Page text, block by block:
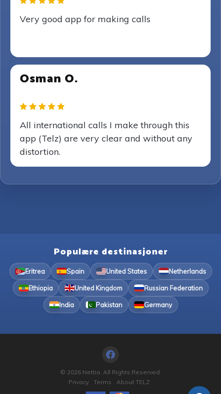
Very good app for making calls
Osman O.
All international calls I make through this
app (Telz) are very clear and without any
distortion.
Populære destinasjoner
Eritrea Spain United States Netherlands
Ethiopia United Kingdom Russian Federation
India Pakistan Germany
© 2026 Nettia. All Rights Reserved.
Privacy
Terms About TELZ